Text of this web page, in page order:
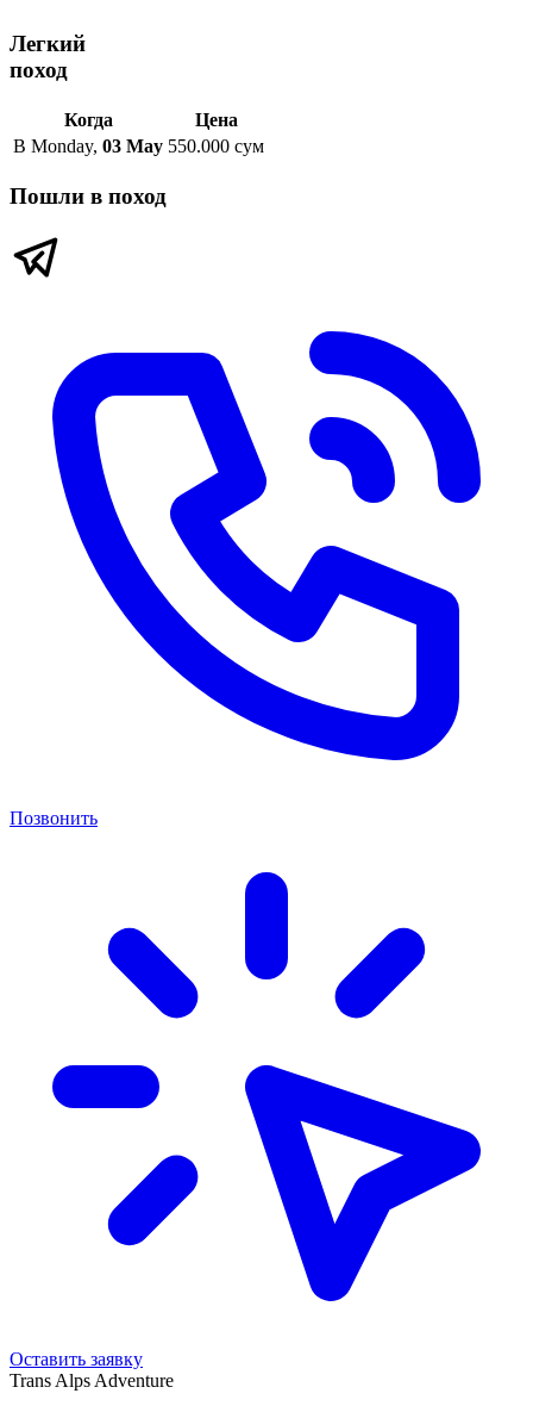
Легкий
поход
Когда
Цена
В Monday, 03 May 550.000 сум
Пошли в поход
Позвонить
Оставить заявку
Trans Alps Adventure